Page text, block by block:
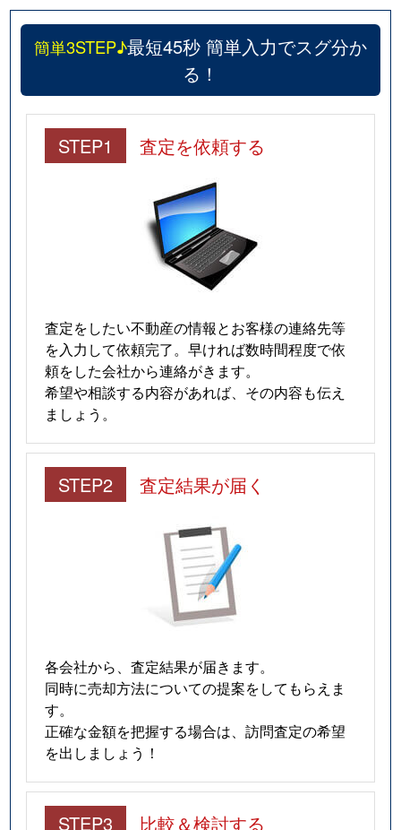
簡単3STEP♪最短45秒 簡単入力でスグ分か
る！
STEP1 査定を依頼する
査定をしたい不動産の情報とお客様の連絡先等
を入力して依頼完了。早ければ数時間程度で依
頼をした会社から連絡がきます。
希望や相談する内容があれば、その内容も伝え
ましょう。
STEP2 査定結果が届く
各会社から、査定結果が届きます。
同時に売却方法についての提案をしてもらえま
す。
正確な金額を把握する場合は、訪問査定の希望
を出しましょう！
STEP3 比較＆検討する